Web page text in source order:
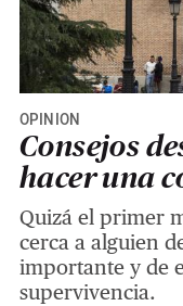
OPINIÓN
Consejos
hacer una
Quizá el primer
cerca a alguien
importante y de
supervivencia.